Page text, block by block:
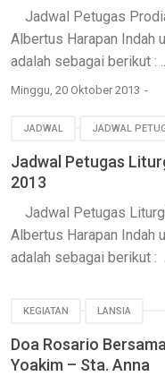
Jadwal Petugas
Albertus Harapan Indah
adalah sebagai berikut :
Minggu, 20 Oktober 2013
JADWAL JADWAL
Jadwal Petugas
2013
Jadwal Petugas
Albertus Harapan Indah
adalah sebagai berikut :
KEGIATAN LANSIA
Doa Rosario
Yoakim – Sta. Anna